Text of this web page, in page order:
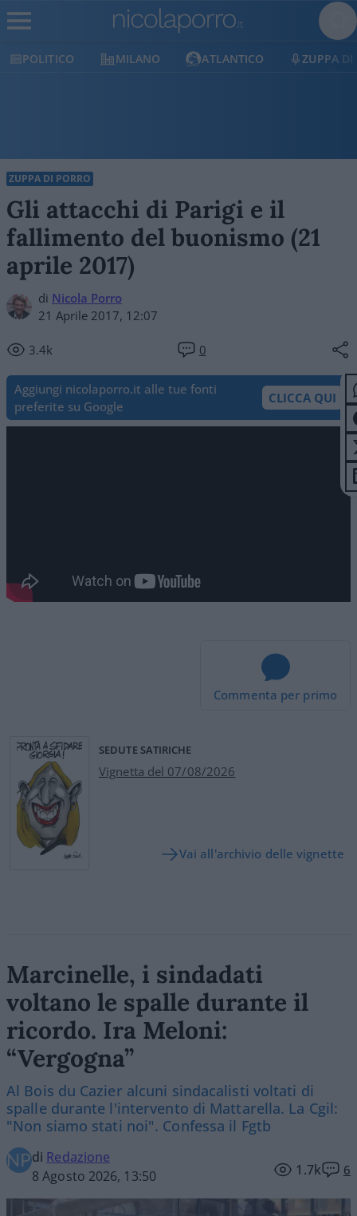
POLITICO MILANO ATLANTICO ZUPPA DI
ZUPPA DI PORRO
Gli attacchi di Parigi e il
fallimento del buonismo (21
aprile 2017)
di Nicola Porro
21 Aprile 2017, 12:07
3.4k 0
Aggiungi nicolaporro.it alle tue fonti
preferite su Google
CLICCA QUI
Commenta per primo
SEDUTE SATIRICHE
Vignetta del 07/08/2026
Vai all'archivio delle vignette
Marcinelle, i sindadati
voltano le spalle durante il
ricordo. Ira Meloni:
“Vergogna”
Al Bois du Cazier alcuni sindacalisti voltati di
spalle durante l'intervento di Mattarella. La Cgil:
"Non siamo stati noi". Confessa il Fgtb
di Redazione
8 Agosto 2026, 13:50
1.7k 6